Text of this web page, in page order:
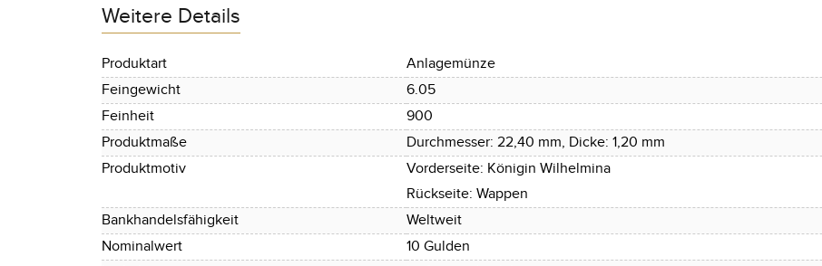
Weitere Details
Produktart
Anlagemünze
Feingewicht
6.05
Feinheit
900
Produktmaße
Durchmesser: 22,40 mm, Dicke: 1,20 mm
Produktmotiv
Vorderseite: Königin Wilhelmina
Rückseite: Wappen
Bankhandelsfähigkeit
Weltweit
Nominalwert
10 Gulden